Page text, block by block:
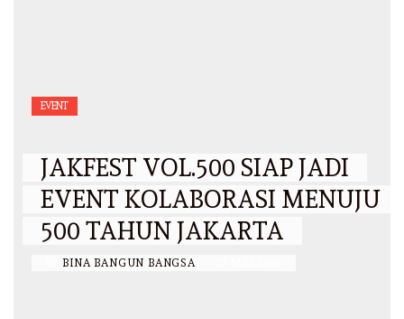
EVENT
JAKFEST VOL.500 SIAP JADI
EVENT KOLABORASI MENUJU
500 TAHUN JAKARTA
BINA BANGUN BANGSA